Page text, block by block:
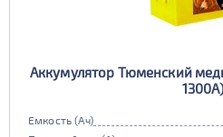
Аккумулятор Тюменский
Емкость (Ач)